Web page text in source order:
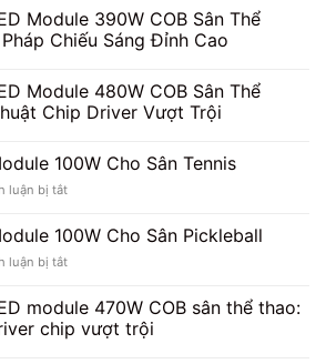
Sân
Bóng
Đá
Pha
Module
100W
Sân
Cầu
Lông
Module 390W COB Sân Thể
Chiếu Sáng Đỉnh Cao
Module 480W COB Sân Thể
Chip Driver Vượt Trội
100W Cho Sân Tennis
luận bị tắtở
Pha
Module
100W
Sân
Tennis
100W Cho Sân Pickleball
luận bị tắtở
Pha
Module
100W
module 470W COB sân thể thao:
chip vượt trội